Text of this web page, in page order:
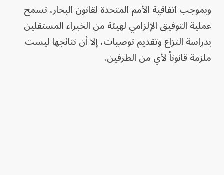
وبموجب اتفاقية الأمم المتحدة لقانون البحار، تسمح
عملية التوفيق الإلزامي لهيئة من الخبراء المستقلين
بدراسة النزاع وتقديم توصيات، إلا أن نتائجها ليست
ملزمة قانوناً لأي من الطرفين.